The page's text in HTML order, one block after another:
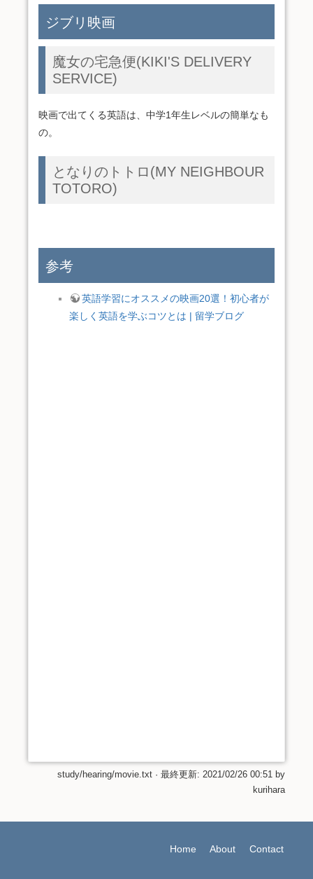
ジブリ映画
魔女の宅急便(KIKI'S DELIVERY
SERVICE)
映画で出てくる英語は、中学1年生レベルの簡単なも
の。
となりのトトロ(MY NEIGHBOUR
TOTORO)
参考
英語学習にオススメの映画20選！初心者が
楽しく英語を学ぶコツとは | 留学ブログ
study/hearing/movie.txt · 最終更新: 2021/02/26 00:51
by
kurihara
Home About Contact